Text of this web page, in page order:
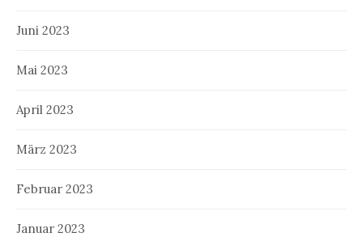
Juni 2023
Mai 2023
April 2023
März 2023
Februar 2023
Januar 2023